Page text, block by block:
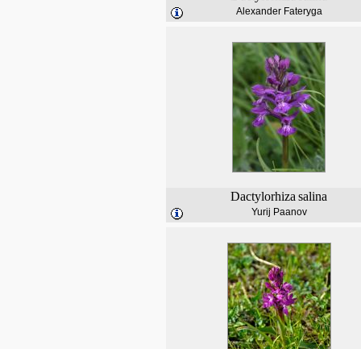
Alexander Fateryga
Dactylorhiza salina
Yurij Paanov